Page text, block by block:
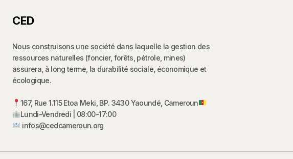
CED
Nous construisons une société dans laquelle la gestion des
ressources naturelles (foncier, forêts, pétrole, mines)
assurera, à long terme, la durabilité sociale, économique et
écologique.
167, Rue 1.115 Etoa Meki, BP. 3430 Yaoundé, Cameroun
Lundi-Vendredi | 08:00-17:00
infos@cedcameroun.org